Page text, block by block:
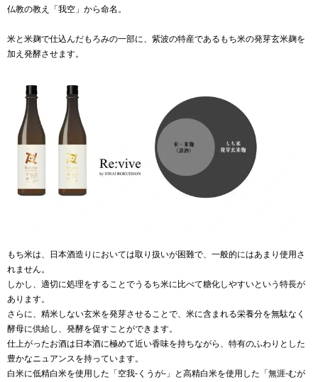
仏教の教え「我空」から命名。
米と米麹で仕込んだもろみの一部に、紫波の特産であるもち米の発芽玄米麹を
加え発酵させます。
もち米は、日本酒造りにおいては取り扱いが困難で、一般的にはあまり使用さ
れません。
しかし、適切に処理をすることでうるち米に比べて糖化しやすいという特長が
あります。
さらに、精米しない玄米を発芽させることで、米に含まれる栄養分を無駄なく
酵母に供給し、発酵を促すことができます。
仕上がったお酒は日本酒に極めて近い香味を持ちながら、特有のふわりとした
豊かなニュアンスを持っています。
白米に低精白米を使用した「空我-くうが-」と高精白米を使用した「無涯-むが